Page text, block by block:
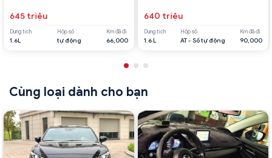
645 triệu
Dung tích
1.6L
Hộp số
tự động
Km đã đi
66,000
640 triệu
Dung tích
1.6 L
Hộp số
AT - Số tự động
Km đã đi
90,000
Cùng loại dành cho bạn